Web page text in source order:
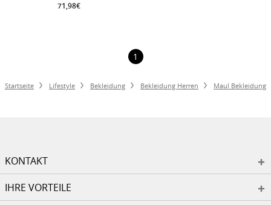
71,98€
1
Startseite Lifestyle Bekleidung Bekleidung Herren Maul Bekleidung
KONTAKT
IHRE VORTEILE